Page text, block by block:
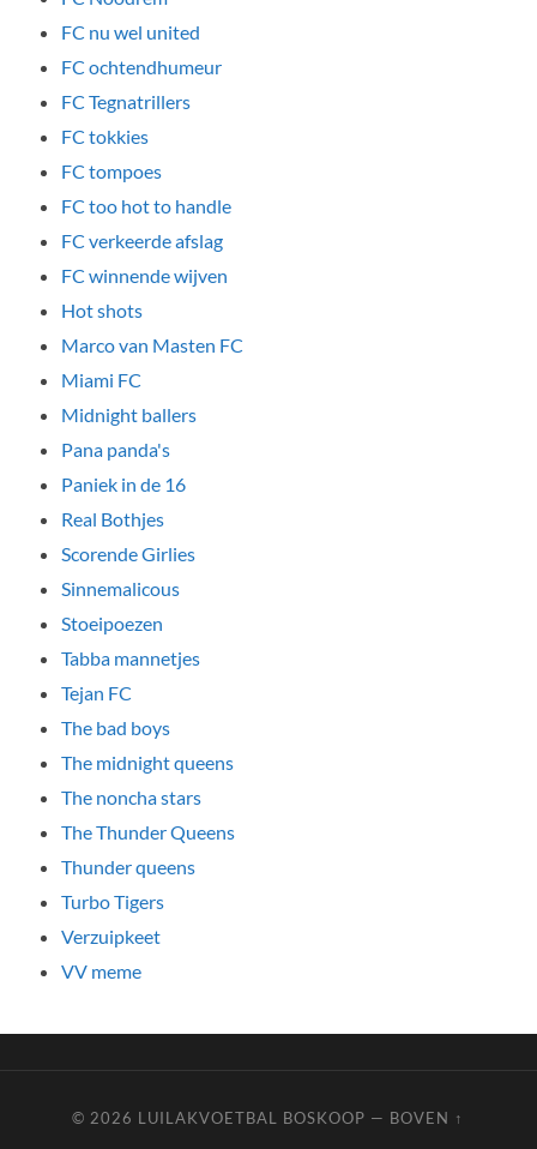
FC nu wel united
FC ochtendhumeur
FC Tegnatrillers
FC tokkies
FC tompoes
FC too hot to handle
FC verkeerde afslag
FC winnende wijven
Hot shots
Marco van Masten FC
Miami FC
Midnight ballers
Pana panda's
Paniek in de 16
Real Bothjes
Scorende Girlies
Sinnemalicous
Stoeipoezen
Tabba mannetjes
Tejan FC
The bad boys
The midnight queens
The noncha stars
The Thunder Queens
Thunder queens
Turbo Tigers
Verzuipkeet
VV meme
© 2026 LUILAKVOETBAL BOSKOOP — BOVEN ↑